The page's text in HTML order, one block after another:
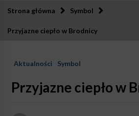
Strona główna Symbol
Przyjazne ciepło w Brodnicy
Aktualności Symbol
Przyjazne ciepło w